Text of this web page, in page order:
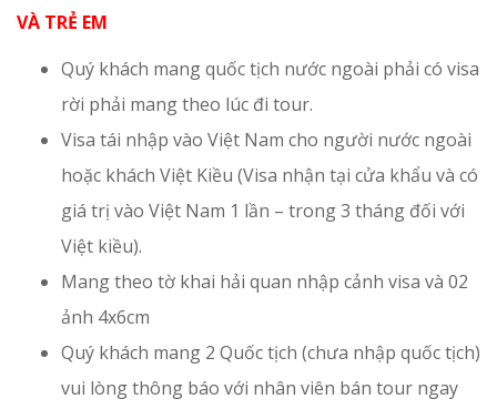
VÀ TRẺ EM
Quý khách mang quốc tịch nước ngoài phải có visa
rời phải mang theo lúc đi tour.
Visa tái nhập vào Việt Nam cho người nước ngoài
hoặc khách Việt Kiều (Visa nhận tại cửa khẩu và có
giá trị vào Việt Nam 1 lần – trong 3 tháng đối với
Việt kiều).
Mang theo tờ khai hải quan nhập cảnh visa và 02
ảnh 4x6cm
Quý khách mang 2 Quốc tịch (chưa nhập quốc tịch)
vui lòng thông báo với nhân viên bán tour ngay